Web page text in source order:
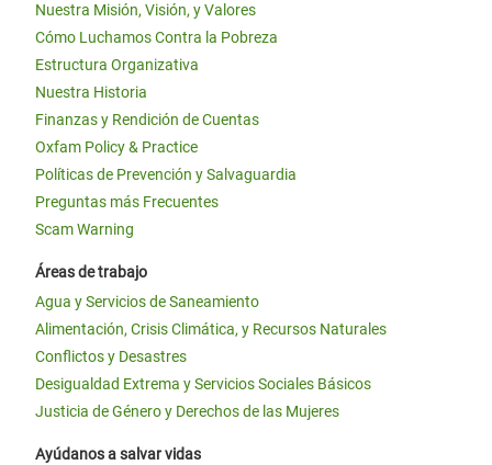
Nuestra Misión, Visión, y Valores
Cómo Luchamos Contra la Pobreza
Estructura Organizativa
Nuestra Historia
Finanzas y Rendición de Cuentas
Oxfam Policy & Practice
Políticas de Prevención y Salvaguardia
Preguntas más Frecuentes
Scam Warning
Áreas de trabajo
Agua y Servicios de Saneamiento
Alimentación, Crisis Climática, y Recursos Naturales
Conflictos y Desastres
Desigualdad Extrema y Servicios Sociales Básicos
Justicia de Género y Derechos de las Mujeres
Ayúdanos a salvar vidas